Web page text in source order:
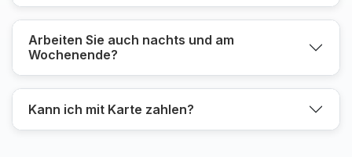
Arbeiten Sie auch nachts und am
Wochenende?
Kann ich mit Karte zahlen?